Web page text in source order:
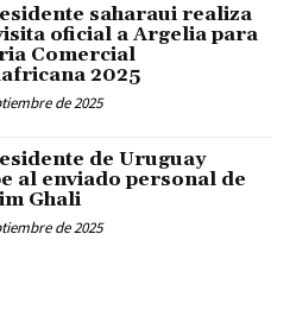
saharaui realiza
oficial a Argelia para
Comercial
2025
de 2025
de Uruguay
al enviado personal de
Ghali
de 2025